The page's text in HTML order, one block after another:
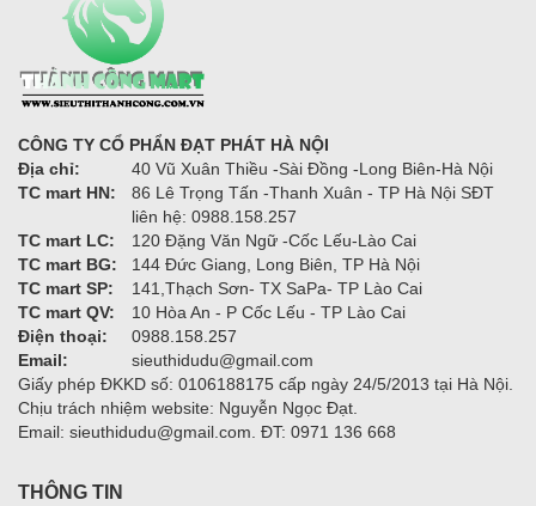
CÔNG TY CỔ PHẨN ĐẠT PHÁT HÀ NỘI
Địa chỉ:
40 Vũ Xuân Thiều -Sài Đồng -Long Biên-Hà Nội
TC mart HN:
86 Lê Trọng Tấn -Thanh Xuân - TP Hà Nội SĐT
liên hệ: 0988.158.257
TC mart LC:
120 Đặng Văn Ngữ -Cốc Lếu-Lào Cai
TC mart BG:
144 Đức Giang, Long Biên, TP Hà Nội
TC mart SP:
141,Thạch Sơn- TX SaPa- TP Lào Cai
TC mart QV:
10 Hòa An - P Cốc Lếu - TP Lào Cai
Điện thoại:
0988.158.257
Email:
sieuthidudu@gmail.com
Giấy phép ĐKKD số: 0106188175 cấp ngày 24/5/2013 tại Hà Nội.
Chịu trách nhiệm website: Nguyễn Ngọc Đạt.
Email: sieuthidudu@gmail.com. ĐT: 0971 136 668
THÔNG TIN